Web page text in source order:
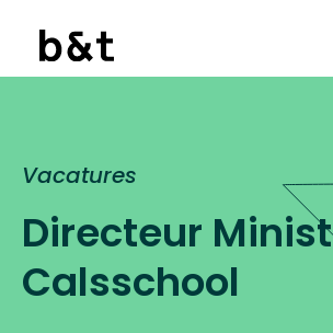
Directeur
Calsschool
Vacatures